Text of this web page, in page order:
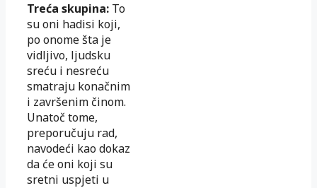
Treća skupina: To
su oni hadisi koji,
po onome šta je
vidljivo, ljudsku
sreću i nesreću
smatraju konačnim
i završenim činom.
Unatoč tome,
preporučuju rad,
navodeći kao dokaz
da će oni koji su
sretni uspjeti u